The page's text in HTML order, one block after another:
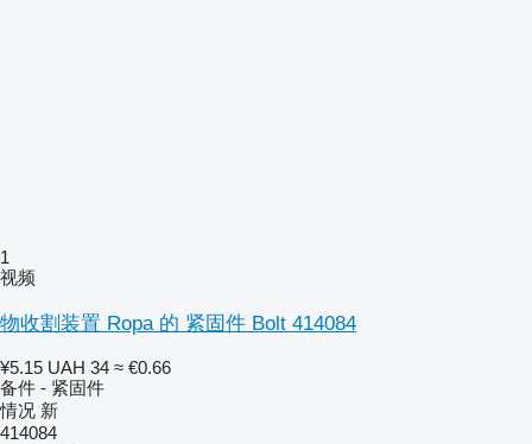
1
视频
物收割装置 Ropa 的 紧固件 Bolt 414084
¥5.15 UAH 34 ≈ €0.66
备件 - 紧固件
情况 新
414084